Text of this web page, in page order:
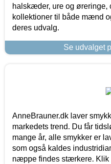
halskæder, ure og øreringe,
kollektioner til både mænd
deres udvalg.
Se udvalget
AnneBrauner.dk laver
markedets trend. Du får
mange år, alle smykker er
som også kaldes
næppe findes stærkere. Klik